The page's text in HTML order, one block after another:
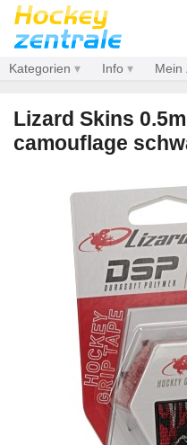
Kategorien Info Mein
Lizard Skins
camouflage